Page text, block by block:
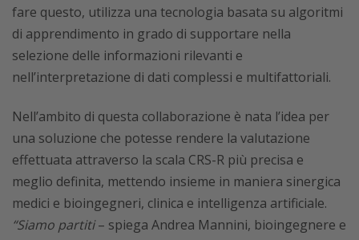
fare questo, utilizza una tecnologia basata su algoritmi
di apprendimento in grado di supportare nella
selezione delle informazioni rilevanti e
nell’interpretazione di dati complessi e multifattoriali.
Nell’ambito di questa collaborazione è nata l’idea per
una soluzione che potesse rendere la valutazione
effettuata attraverso la scala CRS-R più precisa e
meglio definita, mettendo insieme in maniera sinergica
medici e bioingegneri, clinica e intelligenza artificiale.
“Siamo partiti– spiega Andrea Mannini, bioingegnere e